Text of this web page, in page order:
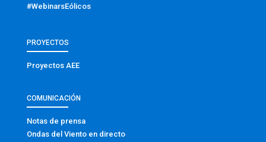
#WebinarsEólicos
PROYECTOS
Proyectos AEE
COMUNICACIÓN
Notas de prensa
Ondas del Viento en directo